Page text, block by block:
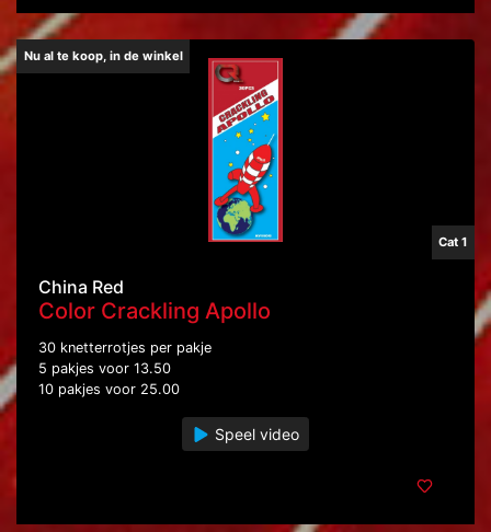
Nu al te koop, in de winkel
Cat 1
China Red
Color Crackling Apollo
30 knetterrotjes per pakje
5 pakjes voor 13.50
10 pakjes voor 25.00
Speel video